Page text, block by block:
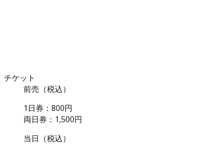
チケット
前売（税込）
1日券：800円
両日券：1,500円
当日（税込）